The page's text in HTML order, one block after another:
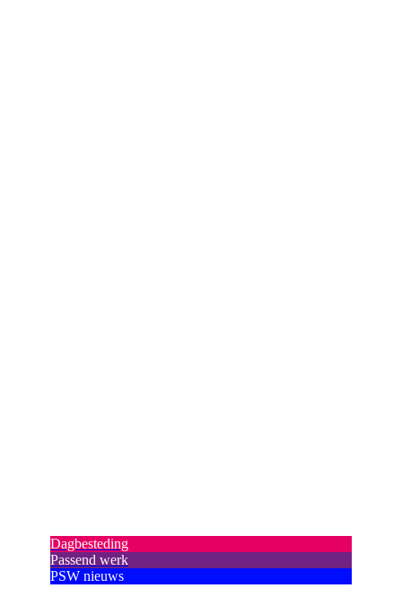
Dagbesteding
Passend werk
PSW nieuws